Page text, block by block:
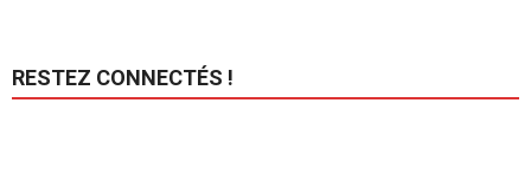
RESTEZ CONNECTÉS !